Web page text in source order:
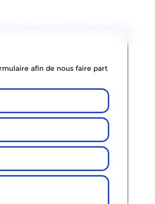
afin de nous faire part